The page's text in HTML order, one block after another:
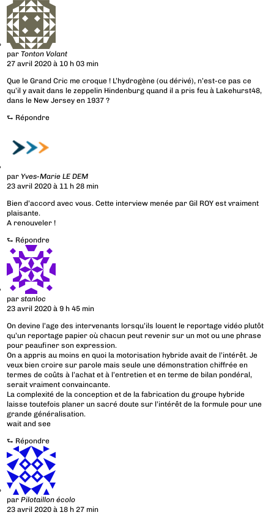
parTonton Volant
27 avril 2020 à 10 h 03 min
Que le Grand Cric me croque ! L’hydrogène (ou dérivé), n’est-ce pas ce
qu’il y avait dans le zeppelin Hindenburg quand il a pris feu à Lakehurst48,
dans le New Jersey en 1937 ?
⮑ Répondre
par Yves-Marie LE DEM
23 avril 2020 à 11 h 28 min
Bien d’accord avec vous. Cette interview menée par Gil ROY est vraiment
plaisante.
A renouveler !
⮑ Répondre
parstanloc
23 avril 2020 à 9 h 45 min
On devine l’age des intervenants lorsqu’ils louent le reportage vidéo plutôt
qu’un reportage papier où chacun peut revenir sur un mot ou une phrase
pour peaufiner son expression.
On a appris au moins en quoi la motorisation hybride avait de l’intérêt. Je
veux bien croire sur parole mais seule une démonstration chiffrée en
termes de coûts à l’achat et à l’entretien et en terme de bilan pondéral,
serait vraiment convaincante.
La complexité de la conception et de la fabrication du groupe hybride
laisse toutefois planer un sacré doute sur l’intérêt de la formule pour une
grande généralisation.
wait and see
⮑ Répondre
parPilotaillon écolo
23 avril 2020 à 18 h 27 min